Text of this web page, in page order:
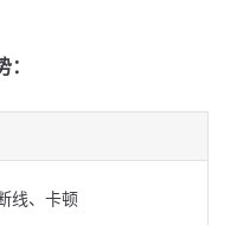
线、卡顿